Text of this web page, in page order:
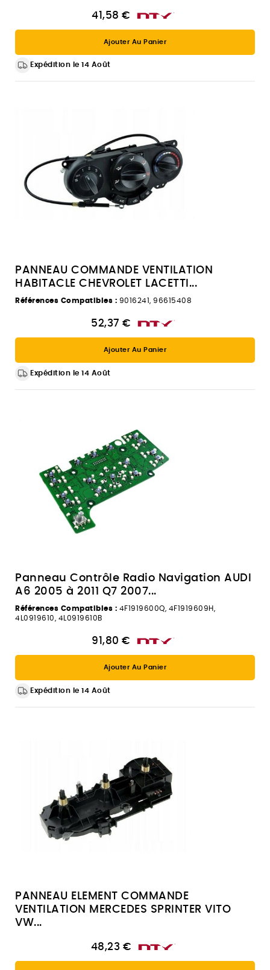
41,58 €
Ajouter Au Panier
Expédition le 14 Août
PANNEAU COMMANDE VENTILATION
HABITACLE CHEVROLET LACETTI...
Références Compatibles : 9016241, 96615408
52,37 €
Ajouter Au Panier
Expédition le 14 Août
Panneau Contrôle Radio Navigation AUDI
A6 2005 à 2011 Q7 2007...
Références Compatibles : 4F1919600Q, 4F1919609H,
4L0919610, 4L0919610B
91,80 €
Ajouter Au Panier
Expédition le 14 Août
PANNEAU ELEMENT COMMANDE
VENTILATION MERCEDES SPRINTER VITO
VW...
48,23 €